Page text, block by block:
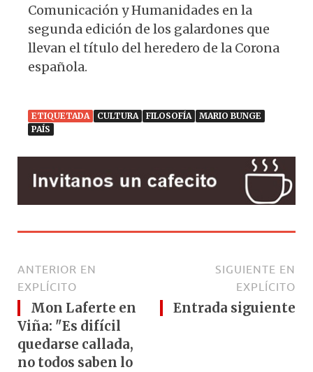
Comunicación y Humanidades en la
segunda edición de los galardones que
llevan el título del heredero de la Corona
española.
ETIQUETADA CULTURA FILOSOFÍA
MARIO BUNGE
PAÍS
ANTERIOR EN
EXPLÍCITO
Mon Laferte en
Viña: "Es difícil
quedarse callada,
no todos saben lo
SIGUIENTE EN
EXPLÍCITO
Entrada siguiente